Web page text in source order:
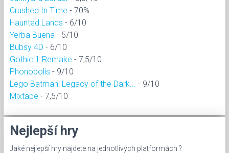
Crushed In Time - 70%
Haunted Lands - 6/10
Yerba Buena - 5/10
Bubsy 4D - 6/10
Gothic 1 Remake - 7,5/10
Phonopolis - 9/10
Lego Batman: Legacy of the Dark...
- 9/10
Mixtape - 7,5/10
Nejlepší hry
Jaké nejlepší hry najdete na jednotlivých platformách ?